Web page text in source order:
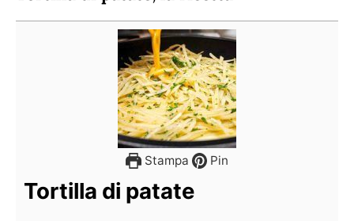
Stampa Pin
Tortilla di patate